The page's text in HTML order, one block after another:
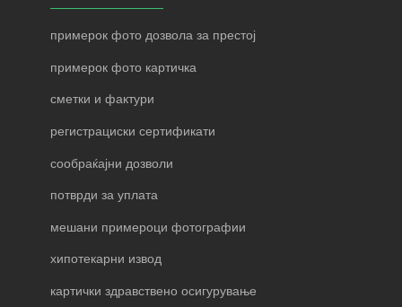
примерок фото дозвола за престој
примерок фото картичка
сметки и фактури
регистрациски сертификати
сообраќајни дозволи
потврди за уплата
мешани примероци фотографии
хипотекарни извод
картички здравствено осигурување